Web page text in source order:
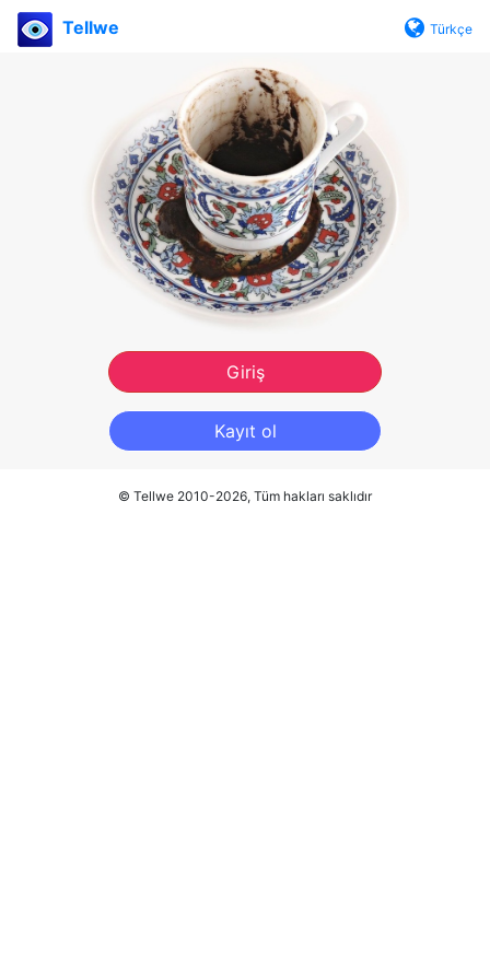
Tellwe Türkçe
Giriş
Kayıt ol
© Tellwe 2010-2026, Tüm hakları saklıdır